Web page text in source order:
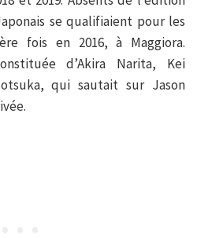
se qualifiaient pour les
fois en 2016, à Maggiora.
d’Akira Narita, Kei
qui sautait sur Jason